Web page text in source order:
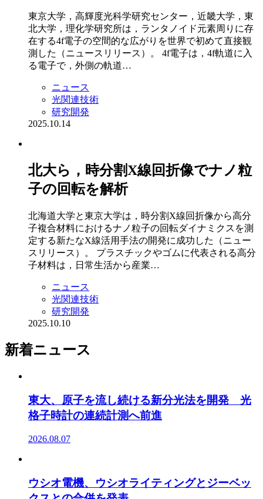
東京大学，高輝度光科学研究センター，近畿大学，東
北大学，理化学研究所は，ランタノイド元素周りに存
在する4f電子の空間的な広がりを世界で初めて直接観
測した（ニュースリリース）。 4f電子は，4f軌道に入
る電子で，外側の軌道…
ニュース
光関連技術
研究開発
2025.10.14
北大ら，時分割X線回折像でナノ粒
子の回転を解析
北海道⼤学と東京大学は，時分割X線回折像から高分
子複合材料におけるナノ粒子の回転ダイナミクスを測
定する新たなX線活用手法の開発に成功した（ニュー
スリリース）。 プラスチックやゴムに代表される高分
子材料は，日常生活から産業…
ニュース
光関連技術
研究開発
2025.10.10
新着ニュース
東大、原子を流し続ける新分光法を開発 光
格子時計の連続計測へ前進
2026.08.07
ウシオ電機、ウシオライティングとジーベッ